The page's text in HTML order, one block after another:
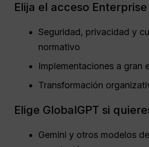
Elija el acceso
Seguridad, privacidad y
normativo
Implementaciones a gran
Transformación
Elige GlobalGPT si
Gemini y otros modelos